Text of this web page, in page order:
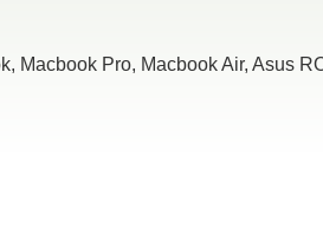
Macbook Pro, Macbook Air, Asus